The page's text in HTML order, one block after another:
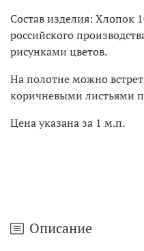
Состав изделия: Хлопок
российского
рисунками цветов.
На полотне можно
коричневыми листьями
Цена указана за 1 м.п.
Описание